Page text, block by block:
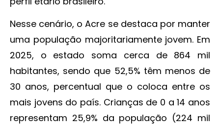
Nesse cenário, o Acre se destaca por manter
uma população majoritariamente jovem. Em
2025, o estado soma cerca de 864 mil
habitantes, sendo que 52,5% têm menos de
30 anos, percentual que o coloca entre os
mais jovens do país. Crianças de 0 a 14 anos
representam 25,9% da população (224 mil